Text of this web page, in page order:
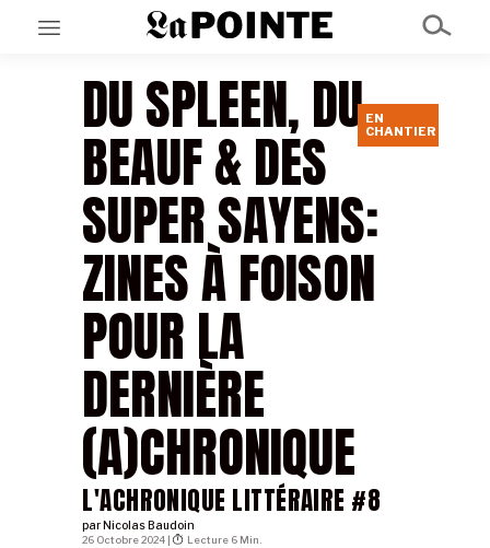
EN CE MOMENT
GRAND ANGLE
AU LARGE
ÉMOIS
EN CHANTIER
SÉRIES
À PROPOS
NOS PARTENAIRES
SOUTENEZ NOUS
DU SPLEEN, DU
BEAUF & DES
SUPER SAYENS:
ZINES À FOISON
POUR LA
DERNIÈRE
(A)CHRONIQUE
L'ACHRONIQUE LITTÉRAIRE #8
EN
CHANTIER
par Nicolas Baudoin
26 Octobre 2024 | Lecture 6 Min.